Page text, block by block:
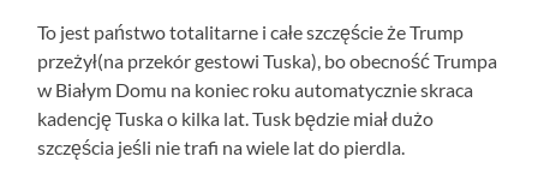
To jest państwo totalitarne i całe szczęście że Trump
przeżył(na przekór gestowi Tuska), bo obecność Trumpa
w Białym Domu na koniec roku automatycznie skraca
kadencję Tuska o kilka lat. Tusk będzie miał dużo
szczęścia jeśli nie trafi na wiele lat do pierdla.